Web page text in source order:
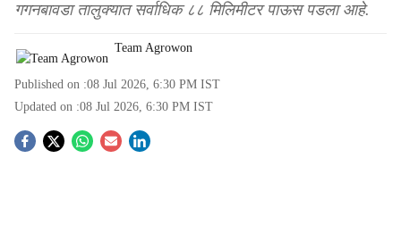
गगनबावडा तालुक्यात सर्वाधिक ८८ मिलिमीटर पाऊस पडला आहे.
Team Agrowon
Published on :08 Jul 2026, 6:30 PM IST
Updated on :08 Jul 2026, 6:30 PM IST
S